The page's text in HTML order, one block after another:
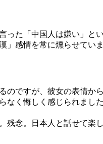
た「中国人は嫌い」
感情を常に燻らせて
のですが、彼女の表情
なく悔しく感じられました
念。日本人と話せて楽